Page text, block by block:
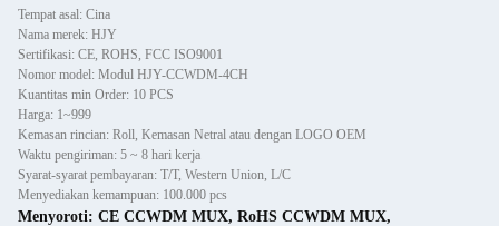
Tempat asal: Cina
Nama merek: HJY
Sertifikasi: CE, ROHS, FCC ISO9001
Nomor model: Modul HJY-CCWDM-4CH
Kuantitas min Order: 10 PCS
Harga: 1~999
Kemasan rincian: Roll, Kemasan Netral atau dengan LOGO OEM
Waktu pengiriman: 5 ~ 8 hari kerja
Syarat-syarat pembayaran: T/T, Western Union, L/C
Menyediakan kemampuan: 100.000 pcs
Menyoroti: CE CCWDM MUX, RoHS CCWDM MUX,